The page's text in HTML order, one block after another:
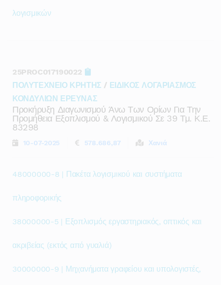
λογισμικών
25PROC017190022
ΠΟΛΥΤΕΧΝΕΙΟ ΚΡΗΤΗΣ / ΕΙΔΙΚΟΣ ΛΟΓΑΡΙΑΣΜΟΣ
ΚΟΝΔΥΛΙΩΝ ΕΡΕΥΝΑΣ
Προκήρυξη Διαγωνισμού Άνω Των Ορίων Για Την
Προμήθεια Εξοπλισμού & Λογισμικού Σε 39 Τμ. Κ.ε.
83298
10-07-2025 578.686,87 Χανιά
48000000-8 | Πακέτα λογισμικού και συστήματα
πληροφορικής
38000000-5 | Εξοπλισμός εργαστηριακός, οπτικός και
ακριβείας (εκτός από γυαλιά)
30000000-9 | Μηχανήματα γραφείου και υπολογιστές,